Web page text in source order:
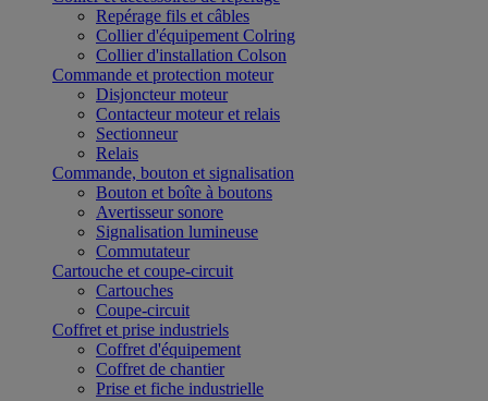
Repérage fils et câbles
Collier d'équipement Colring
Collier d'installation Colson
Commande et protection moteur
Disjoncteur moteur
Contacteur moteur et relais
Sectionneur
Relais
Commande, bouton et signalisation
Bouton et boîte à boutons
Avertisseur sonore
Signalisation lumineuse
Commutateur
Cartouche et coupe-circuit
Cartouches
Coupe-circuit
Coffret et prise industriels
Coffret d'équipement
Coffret de chantier
Prise et fiche industrielle